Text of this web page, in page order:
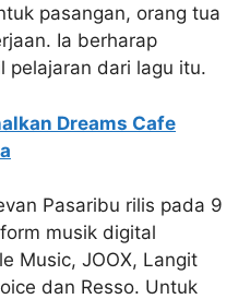
pasangan, orang tua
Ia berharap
pelajaran dari lagu itu.
Dreams Cafe
Pasaribu rilis pada 9
musik digital
Music, JOOX, Langit
dan Resso. Untuk